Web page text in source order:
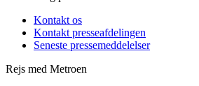
Kontakt os
Kontakt presseafdelingen
Seneste pressemeddelelser
Rejs med Metroen